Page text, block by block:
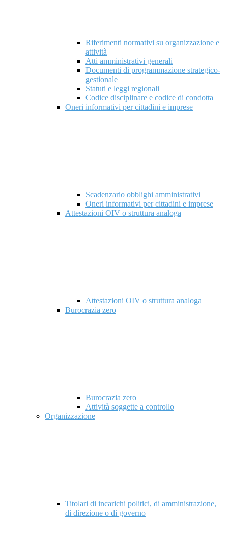
Riferimenti normativi su organizzazione e
attività
Atti amministrativi generali
Documenti di programmazione strategico-
gestionale
Statuti e leggi regionali
Codice disciplinare e codice di condotta
Oneri informativi per cittadini e imprese
Scadenzario obblighi amministrativi
Oneri informativi per cittadini e imprese
Attestazioni OIV o struttura analoga
Attestazioni OIV o struttura analoga
Burocrazia zero
Burocrazia zero
Attività soggette a controllo
Organizzazione
Titolari di incarichi politici, di amministrazione,
di direzione o di governo